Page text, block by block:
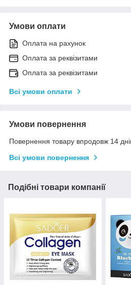
Умови оплати
Оплата на рахунок
Оплата за реквізитами
Оплата за реквізитами
Всі умови оплати
Умови повернення
Повернення товару впродовж 14
Всі умови повернення
Подібні товари компанії